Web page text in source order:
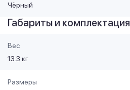
Чёрный
Габариты и комплектация
Вес
13.3 кг
Размеры